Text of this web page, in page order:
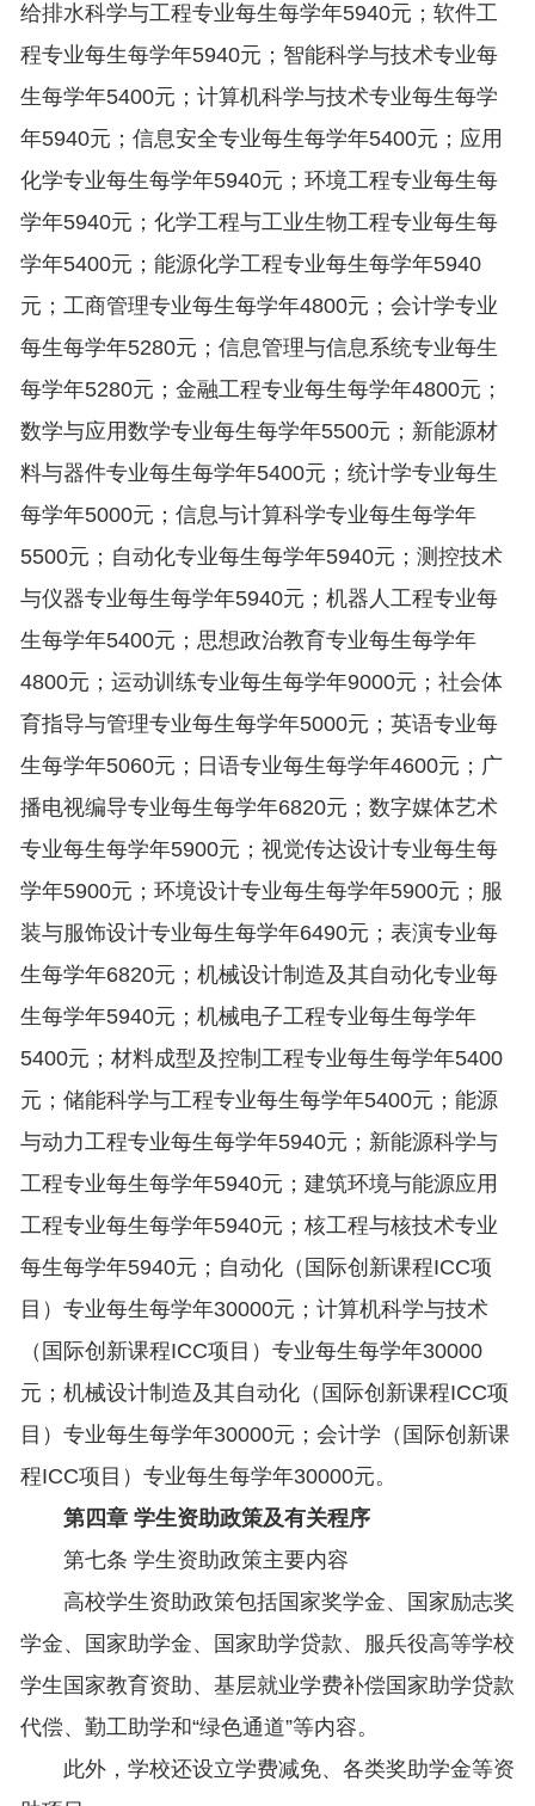
给排水科学与工程专业每生每学年5940元；软件工
程专业每生每学年5940元；智能科学与技术专业每
生每学年5400元；计算机科学与技术专业每生每学
年5940元；信息安全专业每生每学年5400元；应用
化学专业每生每学年5940元；环境工程专业每生每
学年5940元；化学工程与工业生物工程专业每生每
学年5400元；能源化学工程专业每生每学年5940
元；工商管理专业每生每学年4800元；会计学专业
每生每学年5280元；信息管理与信息系统专业每生
每学年5280元；金融工程专业每生每学年4800元；
数学与应用数学专业每生每学年5500元；新能源材
料与器件专业每生每学年5400元；统计学专业每生
每学年5000元；信息与计算科学专业每生每学年
5500元；自动化专业每生每学年5940元；测控技术
与仪器专业每生每学年5940元；机器人工程专业每
生每学年5400元；思想政治教育专业每生每学年
4800元；运动训练专业每生每学年9000元；社会体
育指导与管理专业每生每学年5000元；英语专业每
生每学年5060元；日语专业每生每学年4600元；广
播电视编导专业每生每学年6820元；数字媒体艺术
专业每生每学年5900元；视觉传达设计专业每生每
学年5900元；环境设计专业每生每学年5900元；服
装与服饰设计专业每生每学年6490元；表演专业每
生每学年6820元；机械设计制造及其自动化专业每
生每学年5940元；机械电子工程专业每生每学年
5400元；材料成型及控制工程专业每生每学年5400
元；储能科学与工程专业每生每学年5400元；能源
与动力工程专业每生每学年5940元；新能源科学与
工程专业每生每学年5940元；建筑环境与能源应用
工程专业每生每学年5940元；核工程与核技术专业
每生每学年5940元；自动化（国际创新课程ICC项
目）专业每生每学年30000元；计算机科学与技术
（国际创新课程ICC项目）专业每生每学年30000
元；机械设计制造及其自动化（国际创新课程ICC项
目）专业每生每学年30000元；会计学（国际创新课
程ICC项目）专业每生每学年30000元。
第四章 学生资助政策及有关程序
第七条 学生资助政策主要内容
高校学生资助政策包括国家奖学金、国家励志奖
学金、国家助学金、国家助学贷款、服兵役高等学校
学生国家教育资助、基层就业学费补偿国家助学贷款
代偿、勤工助学和“绿色通道”等内容。
此外，学校还设立学费减免、各类奖助学金等资